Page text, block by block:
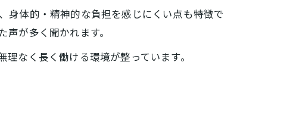
身体的・精神的な負担を感じにくい点も特徴で
が多く聞かれます。
なく長く働ける環境が整っています。